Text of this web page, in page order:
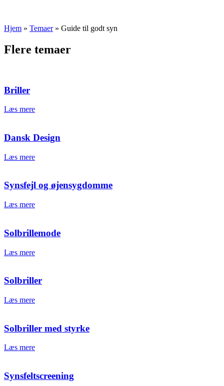
Hjem » Temaer» Guide til godt syn
Flere temaer
Briller
Læs mere
Dansk Design
Læs mere
Synsfejl og øjensygdomme
Læs mere
Solbrillemode
Læs mere
Solbriller
Læs mere
Solbriller med styrke
Læs mere
Synsfeltscreening